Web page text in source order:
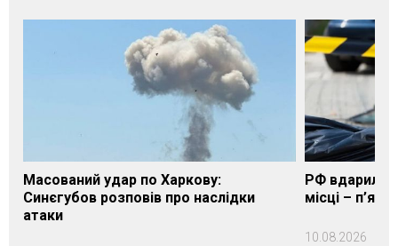
Масований удар по Харкову:
Синєгубов розповів про наслідки
атаки
РФ вдарила
місці –
10.08.2026